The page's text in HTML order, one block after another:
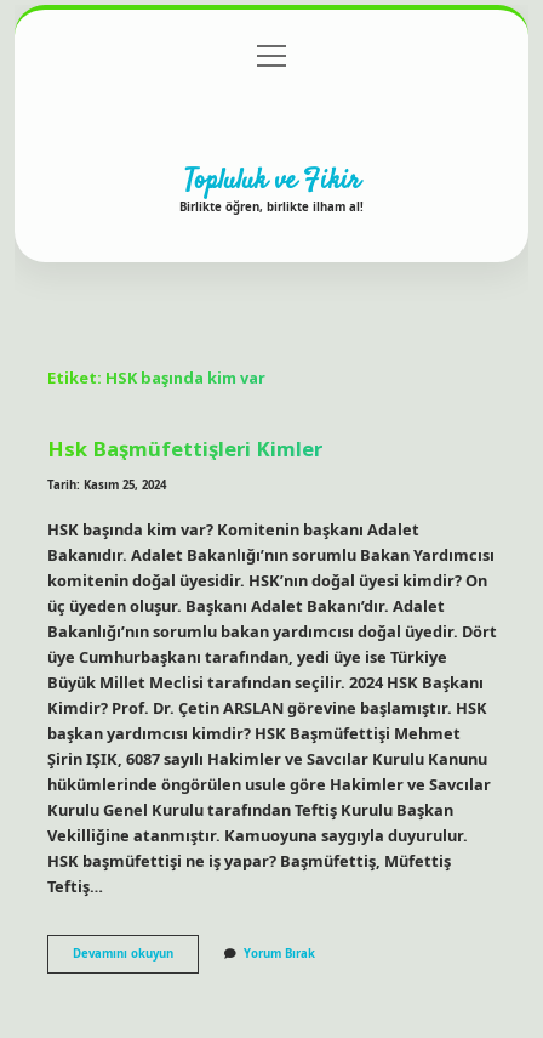
Gizlilik Politikası
menüyü
aç
Topluluk ve Fikir
Birlikte öğren, birlikte ilham al!
Etiket: HSK başında kim var
Hsk Başmüfettişleri Kimler
Tarih: Kasım 25, 2024
HSK başında kim var? Komitenin başkanı Adalet
Bakanıdır. Adalet Bakanlığı’nın sorumlu Bakan Yardımcısı
komitenin doğal üyesidir. HSK’nın doğal üyesi kimdir? On
üç üyeden oluşur. Başkanı Adalet Bakanı’dır. Adalet
Bakanlığı’nın sorumlu bakan yardımcısı doğal üyedir. Dört
üye Cumhurbaşkanı tarafından, yedi üye ise Türkiye
Büyük Millet Meclisi tarafından seçilir. 2024 HSK Başkanı
Kimdir? Prof. Dr. Çetin ARSLAN görevine başlamıştır. HSK
başkan yardımcısı kimdir? HSK Başmüfettişi Mehmet
Şirin IŞIK, 6087 sayılı Hakimler ve Savcılar Kurulu Kanunu
hükümlerinde öngörülen usule göre Hakimler ve Savcılar
Kurulu Genel Kurulu tarafından Teftiş Kurulu Başkan
Vekilliğine atanmıştır. Kamuoyuna saygıyla duyurulur.
HSK başmüfettişi ne iş yapar? Başmüfettiş, Müfettiş
Teftiş…
Devamını okuyunHsk
Başmüfettişleri
Yorum Bırak